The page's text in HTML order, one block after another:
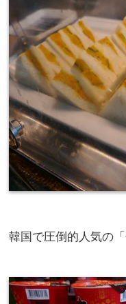
韓国で圧倒的人気の